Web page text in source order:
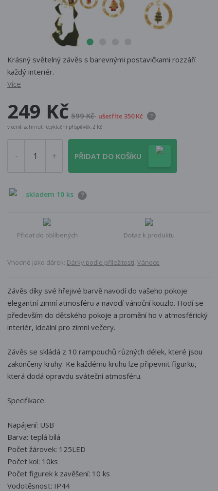
Krásný světelný závěs s barevnými postavičkami rozzáří
každý interiér.
Více
249 Kč 599 Kč ušetříte 350 Kč ?
v ceně zahrnut recyklační příspěvěk 2 Kč
PŘIDAT DO KOŠÍKU
skladem 10 ks ?
Přidat do oblíbených Dotaz k produktu
Vhodné jako dárek: Dárky podle příležitosti, Vánoce
Závěs díky své hřejivé barvě navodí do vašeho pokoje
elegantní zimní atmosféru a navodí vánoční kouzlo. Hodí se
především do dětského pokoje a promění ho v atmosférický
interiér, ideální pro zimní večery.
Závěs se skládá z 10 rampouchů různých délek, které jsou
zakončeny kruhy. Ke každému kruhu lze připevnit figurku,
která dodá opravdu sváteční atmosféru.
Specifikace:
Napájení: USB
Barva: teplá bílá
Počet žárovek: 125LED
Počet kol: 10ks
Počet figurek k zavěšení: 10 ks
Vodotěsnost: IP44